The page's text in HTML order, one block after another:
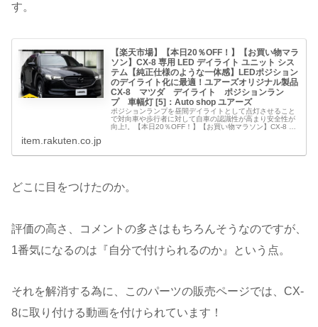
す。
【楽天市場】【本日20％OFF！】【お買い物マラ
ソン】CX-8 専用 LED デイライト ユニット シス
テム【純正仕様のような一体感】LEDポジション
のデイライト化に最適！ユアーズオリジナル製品
CX-8 マツダ デイライト ポジションラン
プ 車幅灯 [5]：Auto shop ユアーズ
ポジションランプを昼間デイライトとして点灯させること
で対向車や歩行者に対して自車の認識性が高まり安全性が
向上!。【本日20％OFF！】【お買い物マラソン】CX-8 専
item.rakuten.co.jp
どこに目をつけたのか。
評価の高さ、コメントの多さはもちろんそうなのですが、
1番気になるのは『自分で付けられるのか』という点。
それを解消する為に、このパーツの販売ページでは、CX-
8に取り付ける動画を付けられています！